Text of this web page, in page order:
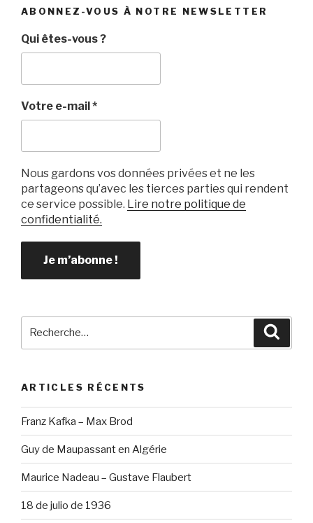
e
b
o
o
k
er
k g
ABONNEZ-VOUS À NOTRE NEWSLETTER
Qui êtes-vous ?
Votre e-mail*
Nous gardons vos données privées et ne les
partageons qu’avec les tierces parties qui rendent
ce service possible. Lire notre politique de
confidentialité.
ARTICLES RÉCENTS
Franz Kafka – Max Brod
Guy de Maupassant en Algérie
Maurice Nadeau – Gustave Flaubert
18 de julio de 1936